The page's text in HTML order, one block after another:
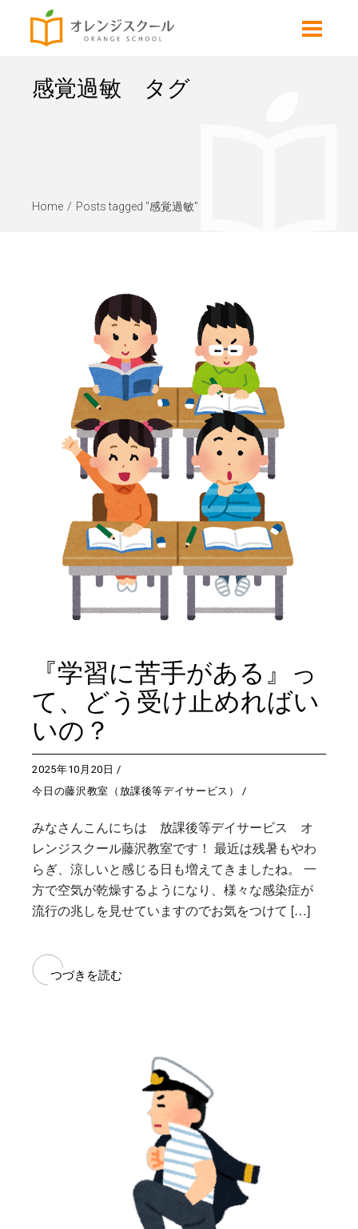
感覚過敏 タグ
Home Posts tagged "感覚過敏"
『学習に苦手がある』っ
て、どう受け止めればい
いの？
2025年10月20日
今日の藤沢教室（放課後等デイサービス）
みなさんこんにちは 放課後等デイサービス オ
レンジスクール藤沢教室です！ 最近は残暑もやわ
らぎ、涼しいと感じる日も増えてきましたね。 一
方で空気が乾燥するようになり、様々な感染症が
流行の兆しを見せていますのでお気をつけて […]
つづきを読む